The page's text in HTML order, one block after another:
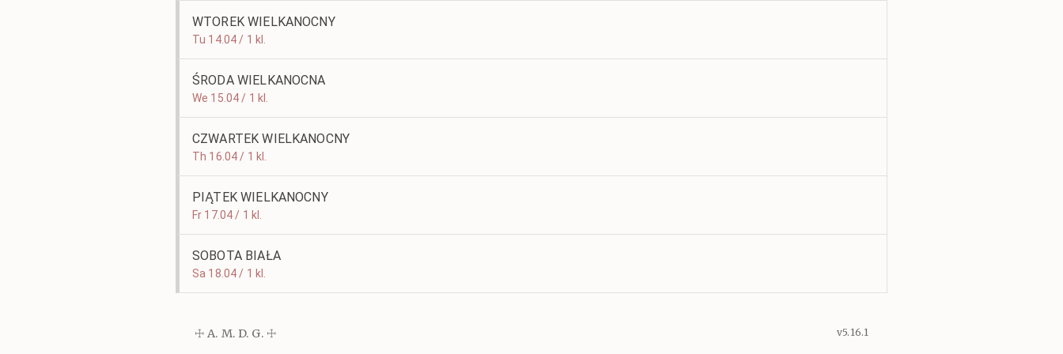
WTOREK WIELKANOCNY
Tu 14.04 / 1 kl.
ŚRODA WIELKANOCNA
We 15.04 / 1 kl.
CZWARTEK WIELKANOCNY
Th 16.04 / 1 kl.
PIĄTEK WIELKANOCNY
Fr 17.04 / 1 kl.
SOBOTA BIAŁA
Sa 18.04 / 1 kl.
☩ A. M. D. G. ☩ v5.16.1